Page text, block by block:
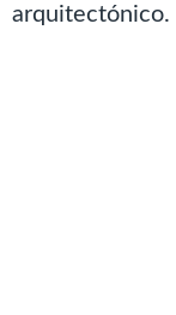
arquitectónico.